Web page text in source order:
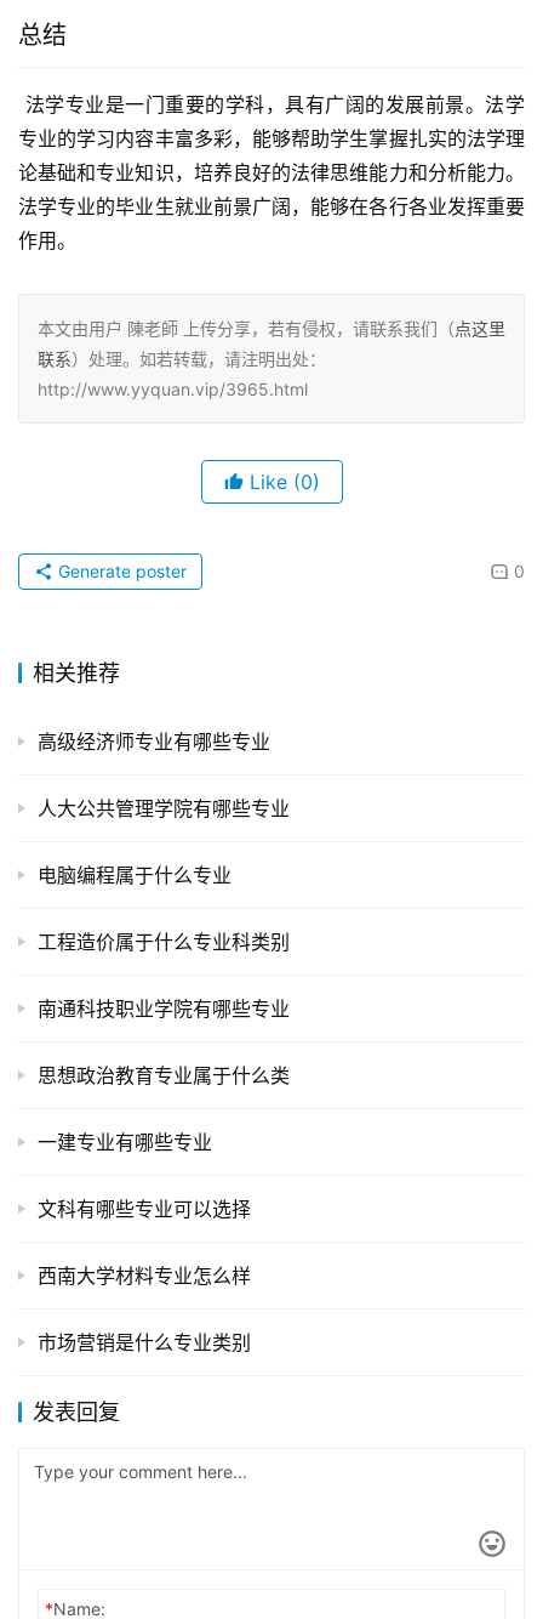
总结
专业的学习内容丰富多彩，能够帮助学生掌握扎实的法学理
论基础和专业知识，培养良好的法律思维能力和分析能力。
法学专业的毕业生就业前景广阔，能够在各行各业发挥重要
作用。
本文由用户 陳老師 上传分享，若有侵权，请联系我们（点这里
联系）处理。如若转载，请注明出处：
http://www.yyquan.vip/3965.html
Like (0)
0
Generate poster
相关推荐
高级经济师专业有哪些专业
人大公共管理学院有哪些专业
电脑编程属于什么专业
工程造价属于什么专业科类别
南通科技职业学院有哪些专业
思想政治教育专业属于什么类
一建专业有哪些专业
文科有哪些专业可以选择
西南大学材料专业怎么样
市场营销是什么专业类别
发表回复
*Name: